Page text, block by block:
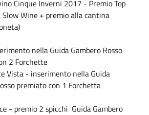
Cinque Inverni 2017 - Premio Top
Wine + premio alla cantina
nella Guida Gambero Rosso
2 Forchette
Vista - inserimento nella Guida
premiato con 1 Forchetta
- premio 2 spicchi Guida Gambero